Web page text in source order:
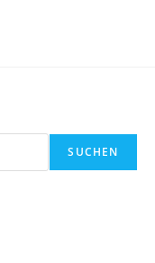
SUCHEN